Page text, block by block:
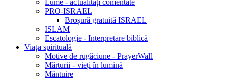
Lume - actualități comentate
PRO-ISRAEL
Broșură gratuită ISRAEL
ISLAM
Escatologie - Interpretare biblică
Viața spirituală
Motive de rugăciune - PrayerWall
Mărturii - vieți în lumină
Mântuire